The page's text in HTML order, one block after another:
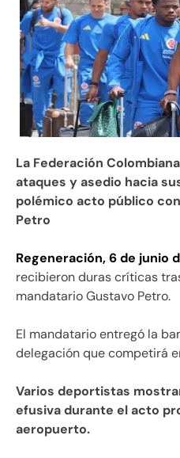
La Federación
ataques y asedio hacia
polémico acto público
Petro
Regeneración, 6 de junio
recibieron duras críticas
mandatario Gustavo Petro.
El mandatario entregó la
delegación que competirá
Varios deportistas
efusiva durante el acto
aeropuerto.